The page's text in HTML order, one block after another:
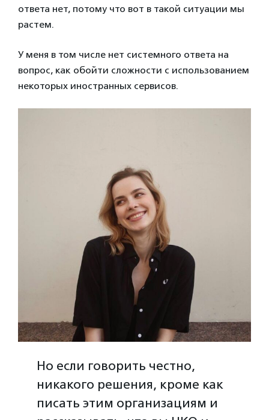
ответа нет, потому что вот в такой ситуации мы
растем.
У меня в том числе нет системного ответа на
вопрос, как обойти сложности с использованием
некоторых иностранных сервисов.
Но если говорить честно,
никакого решения, кроме как
писать этим организациям и